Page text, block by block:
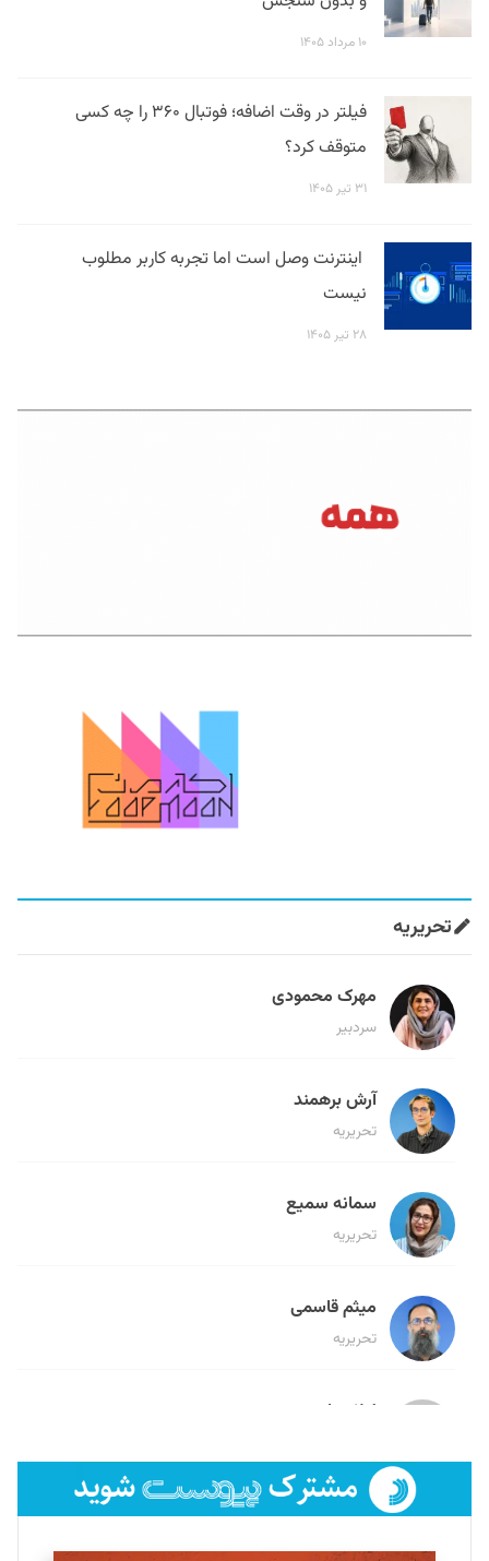
۱۰ مرداد ۱۴۰۵
فیلتر در وقت اضافه؛ فوتبال ۳۶۰ را چه کسی
متوقف کرد؟
۳۱ تیر ۱۴۰۵
اینترنت وصل است اما تجربه کاربر مطلوب
نیست
۲۸ تیر ۱۴۰۵
تحریریه
مهرک محمودی
سردبیر
آرش برهمند
تحریریه
سمانه سمیع
تحریریه
میثم قاسمی
تحریریه
لیلا حنارود
فائزه فتحی رستمی
تحریریه